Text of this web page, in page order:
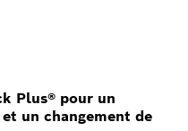
Plus® pour un
un changement de